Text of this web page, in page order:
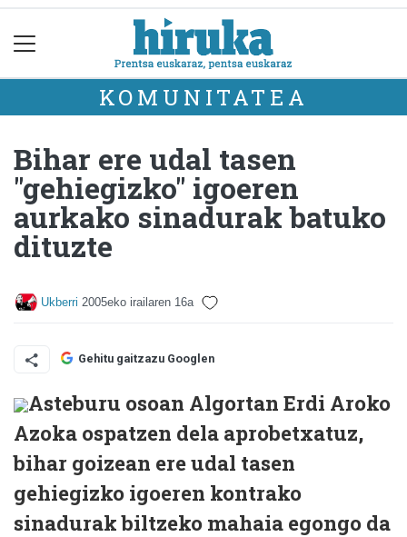
KOMUNITATEA
Bihar ere udal tasen
"gehiegizko" igoeren
aurkako sinadurak batuko
dituzte
Ukberri 2005eko irailaren 16a
Gehitu gaitzazu Googlen
Asteburu osoan Algortan Erdi Aroko
Azoka ospatzen dela aprobetxatuz,
bihar goizean ere udal tasen
gehiegizko igoeren kontrako
sinadurak biltzeko mahaia egongo da